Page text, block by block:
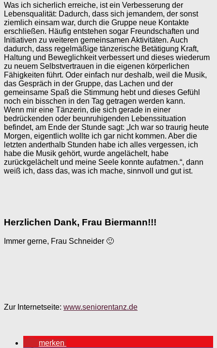
Was ich sicherlich erreiche, ist ein Verbesserung der
Lebensqualität: Dadurch, dass sich jemandem, der sonst
ziemlich einsam war, durch die Gruppe neue Kontakte
erschließen. Häufig entstehen sogar Freundschaften und
Initiativen zu weiteren gemeinsamen Aktivitäten. Auch
dadurch, dass regelmäßige tänzerische Betätigung Kraft,
Haltung und Beweglichkeit verbessert und dieses wiederum
zu neuem Selbstvertrauen in die eigenen körperlichen
Fähigkeiten führt. Oder einfach nur deshalb, weil die Musik,
das Gespräch in der Gruppe, das Lachen und der
gemeinsame Spaß die Stimmung hebt und dieses Gefühl
noch ein bisschen in den Tag getragen werden kann.
Wenn mir eine Tänzerin, die sich gerade in einer
bedrückenden oder beunruhigenden Lebenssituation
befindet, am Ende der Stunde sagt: „Ich war so traurig heute
Morgen, eigentlich wollte ich gar nicht kommen. Aber die
letzten anderthalb Stunden habe ich alles vergessen, ich
habe die Musik gehört, wurde angelächelt, habe
zurückgelächelt und meine Seele konnte aufatmen.“, dann
weiß ich, dass das, was ich mache, sinnvoll und gut ist.
Herzlichen Dank, Frau Biermann!!!
Immer gerne, Frau Schneider 🙂
Zur Internetseite: www.seniorentanz.de
merken